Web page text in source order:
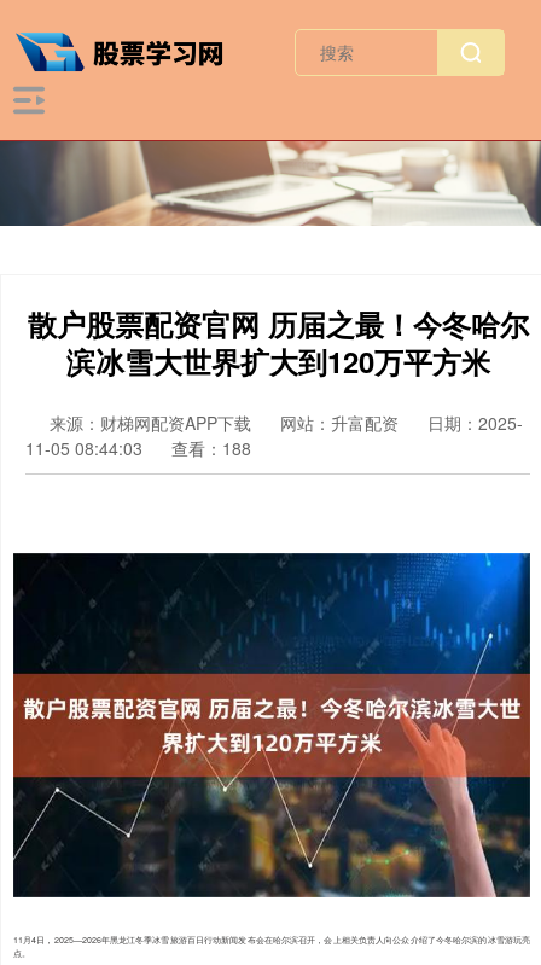
散户股票配资官网 历届之最！今冬哈尔
滨冰雪大世界扩大到120万平方米
来源：财梯网配资APP下载 网站：升富配资
日期：2025-
11-05 08:44:03
查看：188
11月4日，2025—2026年黑龙江冬季冰雪旅游百日行动新闻发布会在哈尔滨召开，会上相关负责人向公众介绍了今冬哈尔滨的冰雪游玩亮
点。